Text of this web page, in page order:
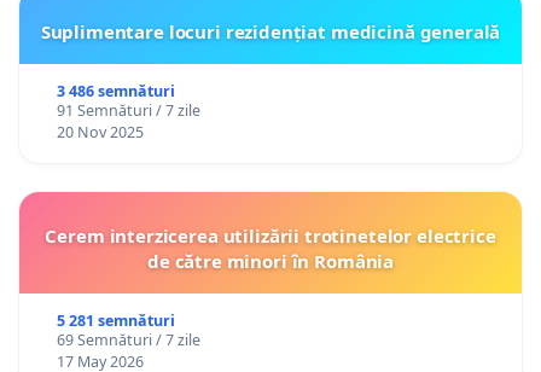
Suplimentare locuri rezidențiat medicină generală
3 486 semnături
91 Semnături / 7 zile
20 Nov 2025
Cerem interzicerea utilizării trotinetelor electrice
de către minori în România
5 281 semnături
69 Semnături / 7 zile
17 May 2026